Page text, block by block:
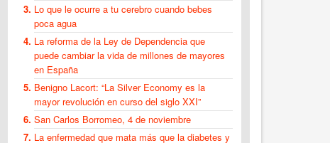
Lo que le ocurre a tu cerebro cuando bebes
poca agua
La reforma de la Ley de Dependencia que
puede cambiar la vida de millones de mayores
en España
Benigno Lacort: “La Silver Economy es la
mayor revolución en curso del siglo XXI”
San Carlos Borromeo, 4 de noviembre
La enfermedad que mata más que la diabetes y